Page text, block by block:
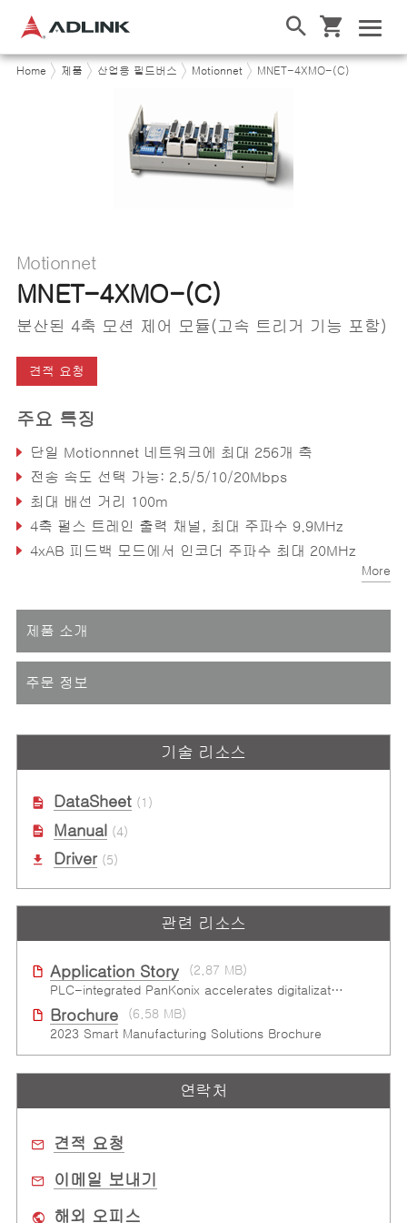
Home 제품 산업용 필드버스 Motionnet MNET-4XMO-(C)
Motionnet
MNET-4XMO-(C)
분산된 4축 모션 제어 모듈(고속 트리거 기능 포함)
견적 요청
주요 특징
단일 Motionnnet 네트워크에 최대 256개 축
전송 속도 선택 가능: 2.5/5/10/20Mbps
최대 배선 거리 100m
4축 펄스 트레인 출력 채널, 최대 주파수 9.9MHz
4xAB 피드백 모드에서 인코더 주파수 최대 20MHz
More
제품 소개
주문 정보
기술 리소스
DataSheet(1)
Manual (4)
Driver(5)
관련 리소스
Application Story
(2.87 MB)
PLC-integrated PanKonix accelerates digitalization
Brochure
(6.58 MB)
2023 Smart Manufacturing Solutions Brochure
연락처
견적 요청
이메일 보내기
해외 오피스